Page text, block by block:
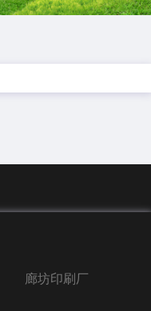
廊坊印刷厂